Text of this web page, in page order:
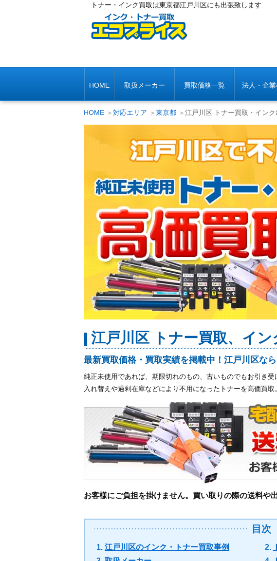
トナー・インク買取は東京都江戸川区にも出張致します
HOME 取扱メーカー 買取価格一覧 法人・企
HOME 対応エリア 東京都 江戸川区 トナー買取・インク
江戸川区 トナー買取、イン
最新買取価格・買取実績を掲載中！江戸川区な
純正未使用であれば、期限切れのもの、古いものでもお引き
入れ替えや過剰在庫などにより不用になったトナーを高価買取。
お客様にご負担を掛けません。買い取りの際の送料や
目次
江戸川区のインク・トナー買取事例